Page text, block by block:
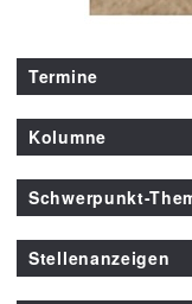
Termine
Kolumne
Schwerpunkt-
Stellenanzeigen